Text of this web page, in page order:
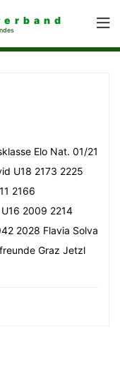
Elo Nat. 01/21
U18 2173 2225
2166
2009 2214
2028 Flavia Solva
Graz Jetzl